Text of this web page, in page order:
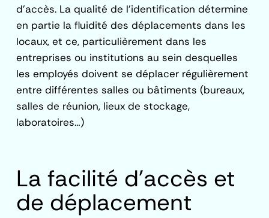
d’accès. La qualité de l’identification détermine
en partie la fluidité des déplacements dans les
locaux, et ce, particulièrement dans les
entreprises ou institutions au sein desquelles
les employés doivent se déplacer régulièrement
entre différentes salles ou bâtiments (bureaux,
salles de réunion, lieux de stockage,
laboratoires…)
La facilité d’accès et
de déplacement